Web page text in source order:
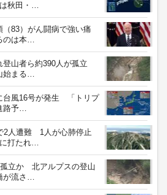
秋田・…
83）がん闘病で強い痛
のは本…
登山者ら約390人が孤立
始まる…
台風16号が発生 「トリプ
路予…
2人遭難 1人が心肺停止
打たれ…
立か 北アルプスの登山
が流さ…